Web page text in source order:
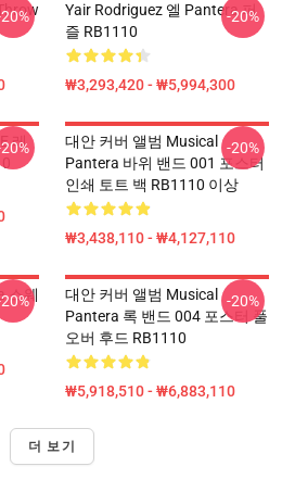
Yair Rodriguez 엘 Pantera 퍼
즐 RB1110
₩3,293,420 - ₩5,994,300
-20%
레
대안 커버 앨범 Musical
Pantera 바위 밴드 001 포스터
인쇄 토트 백 RB1110 이상
₩3,438,110 - ₩4,127,110
-20%
스웨
대안 커버 앨범 Musical
Pantera 록 밴드 004 포스터 풀
오버 후드 RB1110
₩5,918,510 - ₩6,883,110
-20%
더 보기